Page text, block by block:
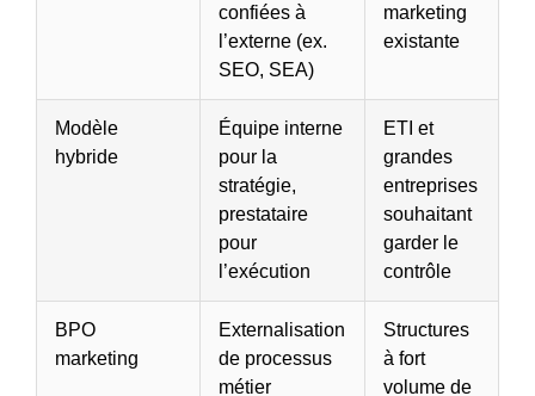
confiées à
l’externe (ex.
SEO, SEA)
marketing
existante
Modèle
hybride
Équipe interne
pour la
stratégie,
prestataire
pour
l’exécution
ETI et
grandes
entreprises
souhaitant
garder le
contrôle
BPO
marketing
Externalisation
de processus
métier
Structures
à fort
volume de